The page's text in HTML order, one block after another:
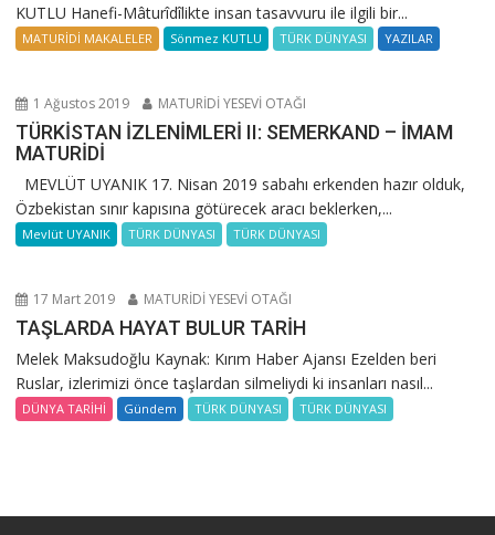
KUTLU Hanefi-Mâturîdîlikte insan tasavvuru ile ilgili bir...
MATURİDİ MAKALELER Sönmez KUTLU TÜRK DÜNYASI YAZILAR
1 Ağustos 2019 MATURİDİ YESEVİ OTAĞI
TÜRKİSTAN İZLENİMLERİ II: SEMERKAND – İMAM
MATURİDİ
MEVLÜT UYANIK 17. Nisan 2019 sabahı erkenden hazır olduk,
Özbekistan sınır kapısına götürecek aracı beklerken,...
Mevlüt UYANIK TÜRK DÜNYASI TÜRK DÜNYASI
17 Mart 2019 MATURİDİ YESEVİ OTAĞI
TAŞLARDA HAYAT BULUR TARİH
Melek Maksudoğlu Kaynak: Kırım Haber Ajansı Ezelden beri
Ruslar, izlerimizi önce taşlardan silmeliydi ki insanları nasıl...
DÜNYA TARİHİ Gündem TÜRK DÜNYASI TÜRK DÜNYASI